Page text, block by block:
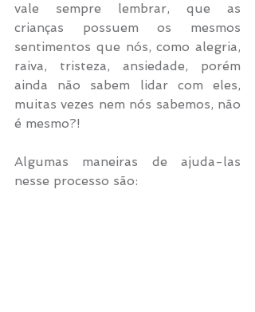
vale sempre lembrar, que as
crianças possuem os mesmos
sentimentos que nós, como alegria,
raiva, tristeza, ansiedade, porém
ainda não sabem lidar com eles,
muitas vezes nem nós sabemos, não
é mesmo?!
Algumas maneiras de ajuda-las
nesse processo são: